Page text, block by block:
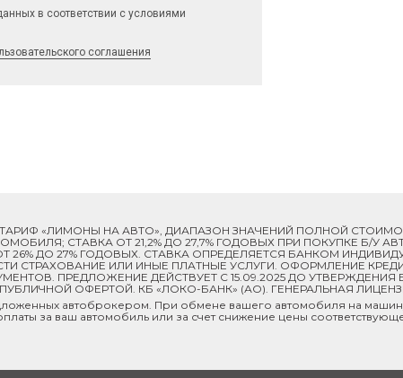
в соответствии с условиями
соглашения
«ЛИМОНЫ НА АВТО», ДИАПАЗОН ЗНАЧЕНИЙ ПОЛНОЙ
СТАВКА ОТ 21,2% ДО 27,7% ГОДОВЫХ ПРИ ПОКУПКЕ Б/У
ДО 27% ГОДОВЫХ. СТАВКА ОПРЕДЕЛЯЕТСЯ БАНКОМ
СТРАХОВАНИЕ ИЛИ ИНЫЕ ПЛАТНЫЕ УСЛУГИ. ОФОРМЛЕНИЕ
ПРЕДЛОЖЕНИЕ ДЕЙСТВУЕТ С 15.09.2025 ДО
ОФЕРТОЙ. КБ «ЛОКО-БАНК» (АО). ГЕНЕРАЛЬНАЯ
автоброкером. При обмене вашего автомобиля на
за ваш автомобиль или за счет снижение цены